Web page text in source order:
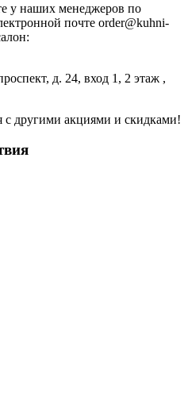
у наших менеджеров по
почте order@kuhni-
д. 24, вход 1, 2 этаж ,
с другими акциями и скидками!